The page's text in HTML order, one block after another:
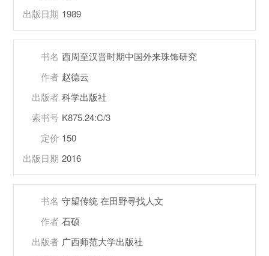
出版日期 1989
书名 西周至汉晋时期中国外来珠饰研究
作者 赵德云
出版者 科学出版社
索书号 K875.24:C/3
定价 150
出版日期 2016
书名 守望传统 在田野寻找人文
作者 石硕
出版者 广西师范大学出版社